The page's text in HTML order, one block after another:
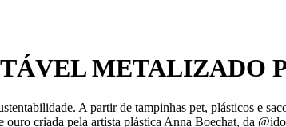
METALIZADO
A partir de tampinhas pet, plásticos e
criada pela artista plástica Anna Boechat, da